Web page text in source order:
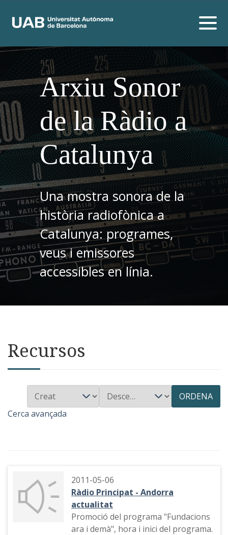
Arxiu Sonor
de la Ràdio a
Catalunya
Una mostra sonora de la
història radiofònica a
Catalunya: programes,
veus i emissores
accessibles en línia.
Recursos
ORDENA
Cerca avançada
2011-05-06
Ràdio Principat - Andorra
actualitat
Promoció del programa "Fundacions
ara i demà", hora i inici del programa.